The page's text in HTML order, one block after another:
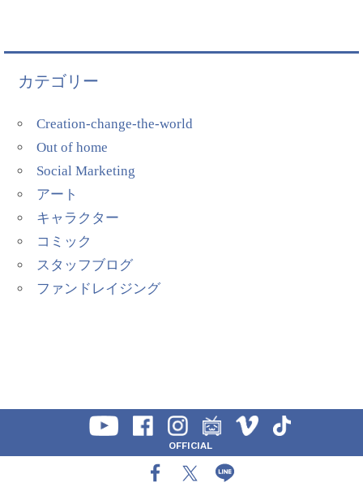
カテゴリー
Creation-change-the-world
Out of home
Social Marketing
アート
キャラクター
コミック
スタッフブログ
ファンドレイジング
OFFICIAL